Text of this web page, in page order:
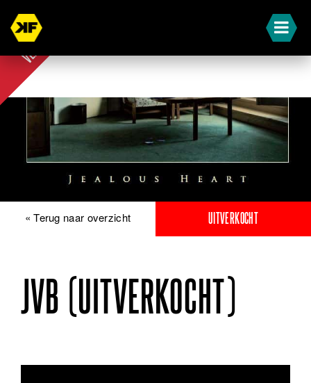
UIT-
VERKOCHT
« Terug naar overzicht UITVERKOCHT
JVB (UITVERKOCHT)